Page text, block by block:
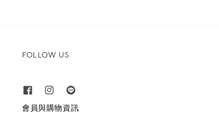
FOLLOW US
會員與購物資訊